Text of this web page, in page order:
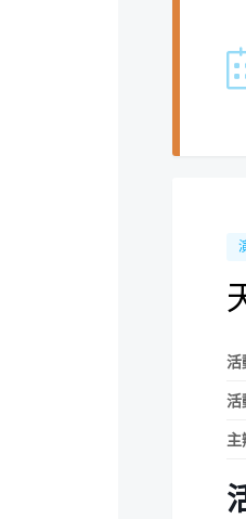
活
活
主